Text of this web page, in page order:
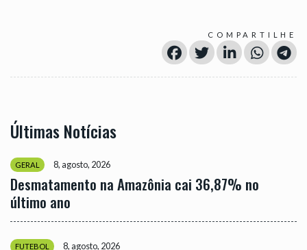
COMPARTILHE
Últimas Notícias
GERAL 8, agosto, 2026
Desmatamento na Amazônia cai 36,87% no
último ano
FUTEBOL 8, agosto, 2026